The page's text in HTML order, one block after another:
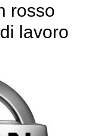
rosso
lavoro